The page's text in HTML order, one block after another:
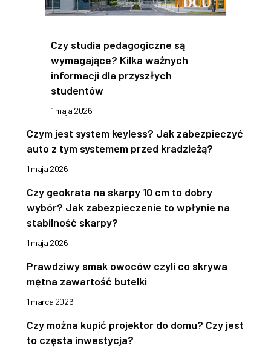
Czy studia pedagogiczne są
wymagające? Kilka ważnych
informacji dla przyszłych
studentów
1 maja 2026
Czym jest system keyless? Jak zabezpieczyć
auto z tym systemem przed kradzieżą?
1 maja 2026
Czy geokrata na skarpy 10 cm to dobry
wybór? Jak zabezpieczenie to wpłynie na
stabilność skarpy?
1 maja 2026
Prawdziwy smak owoców czyli co skrywa
mętna zawartość butelki
1 marca 2026
Czy można kupić projektor do domu? Czy jest
to częsta inwestycja?